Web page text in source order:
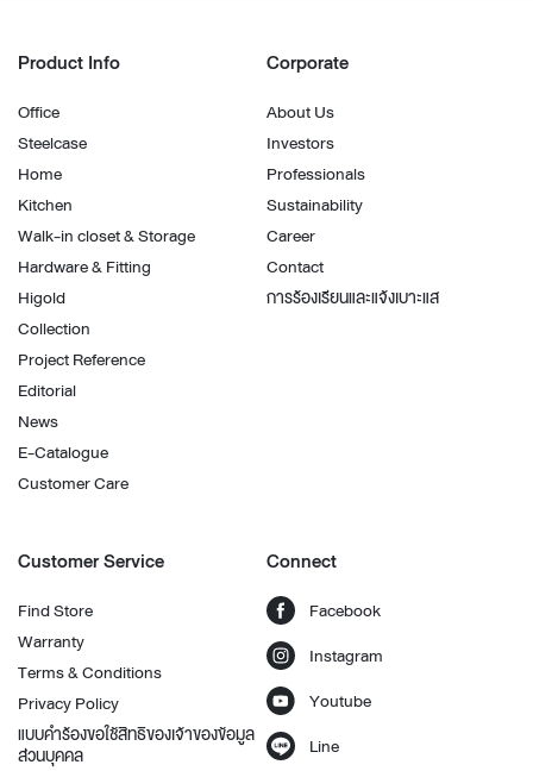
Product Info
Office
Steelcase
Home
Kitchen
Walk-in closet & Storage
Hardware & Fitting
Higold
Collection
Project Reference
Editorial
News
E-Catalogue
Customer Care
Corporate
About Us
Investors
Professionals
Sustainability
Career
Contact
การร้องเรียนและแจ้งเบาะแส
Customer Service
Find Store
Warranty
Terms & Conditions
Privacy Policy
แบบคำร้องขอใช้สิทธิของเจ้าของข้อมูล
ส่วนบุคคล
Connect
Facebook
Instagram
Youtube
Line